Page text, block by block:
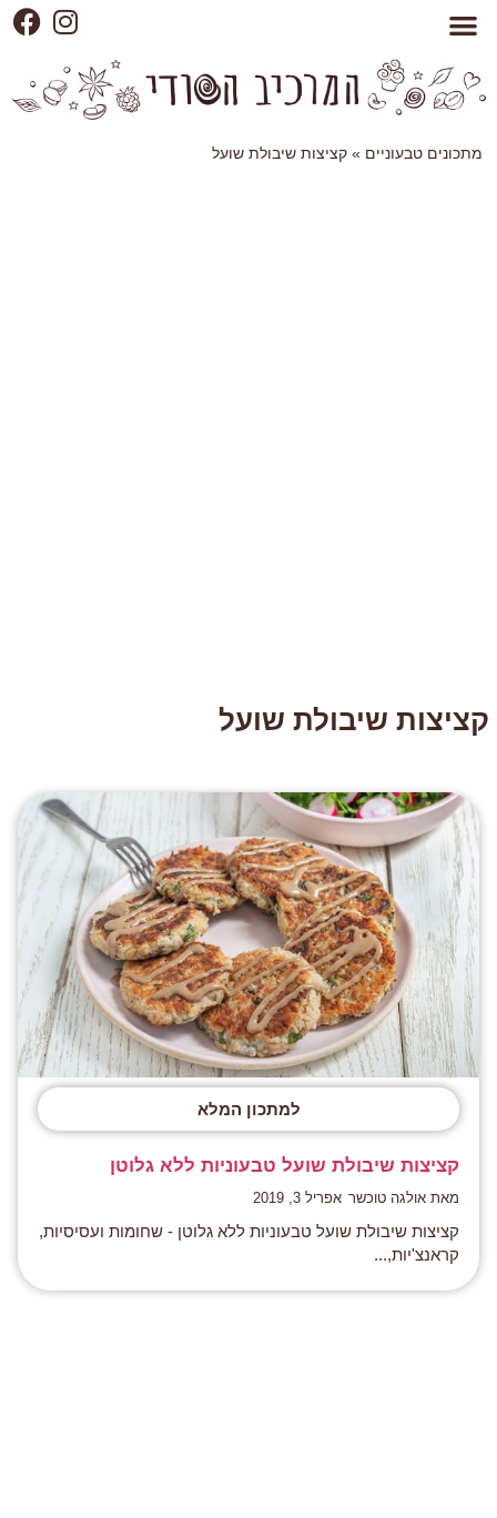
מתכונים טבעוניים »קציצות שיבולת שועל
קציצות שיבולת שועל
למתכון המלא
קציצות שיבולת שועל טבעוניות ללא גלוטן
מאת אולגה טוכשר אפריל 3, 2019
קציצות שיבולת שועל טבעוניות ללא גלוטן - שחומות ועסיסיות,
קראנצ'יות,...